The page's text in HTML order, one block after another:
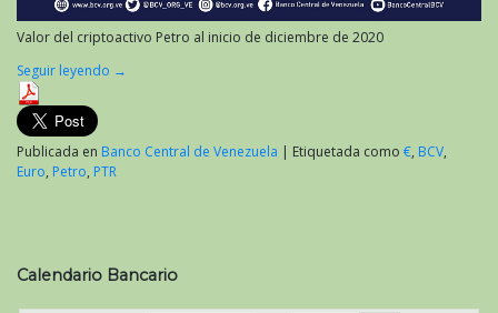
Valor del criptoactivo Petro al inicio de diciembre de 2020
Seguir leyendo →
Publicada en Banco Central de Venezuela | Etiquetada como €, BCV,
Euro, Petro, PTR
Calendario Bancario